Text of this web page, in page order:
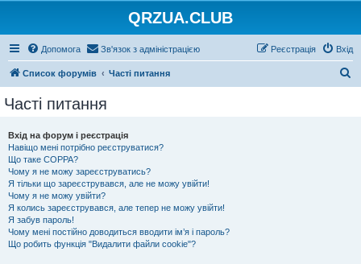
QRZUA.CLUB
Допомога Зв'язок з адміністрацією Вхід
Реєстрація
Список форумів Часті питання
Часті питання
Вхід на форум і реєстрація
Навіщо мені потрібно реєструватися?
Що таке COPPA?
Чому я не можу зареєструватись?
Я тільки що зареєструвався, але не можу увійти!
Чому я не можу увійти?
Я колись зареєструвався, але тепер не можу увійти!
Я забув пароль!
Чому мені постійно доводиться вводити ім’я і пароль?
Що робить функція "Видалити файли cookie"?